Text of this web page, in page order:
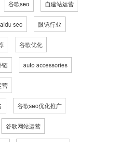
谷歌seo 自建站运营
seo 眼镜行业
谷歌优化
链 auto accessories
营
谷歌seo优化推广
谷歌网站运营